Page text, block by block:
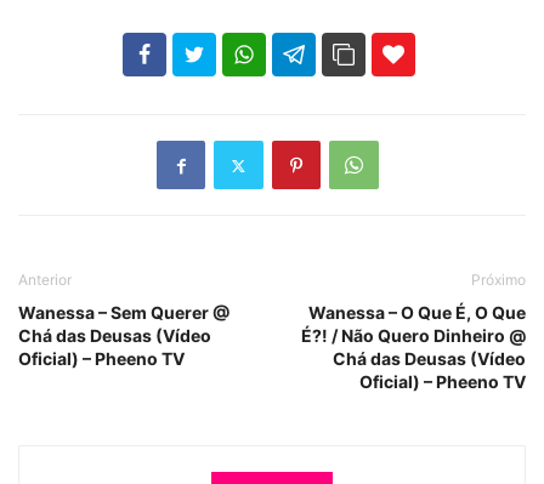
102 35
Anterior
Wanessa – Sem Querer @
Chá das Deusas (Vídeo
Oficial) – Pheeno TV
Próximo
Wanessa – O Que É, O Que
É?! / Não Quero Dinheiro @
Chá das Deusas (Vídeo
Oficial) – Pheeno TV